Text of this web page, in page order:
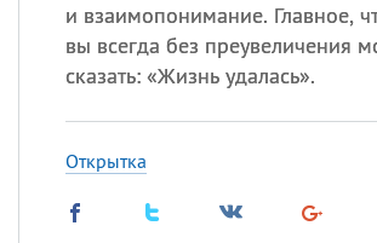
и взаимопонимание. Главное,
вы всегда без преувеличения
сказать: «Жизнь удалась».
Открытка